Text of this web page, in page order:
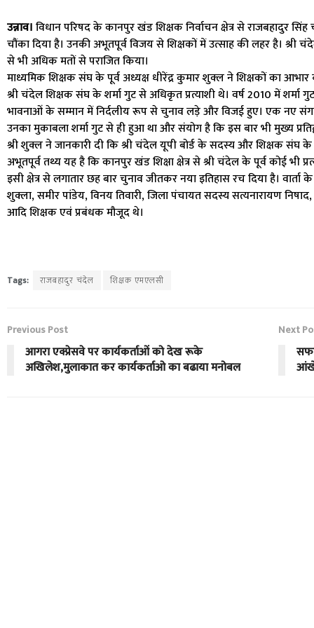
उन्नाव।विधान परिषद के कानपुर खंड शिक्षक निर्वाचन क्षेत्र से राजबहादुर
चौंका दिया है। उनकी अभूतपूर्व विजय से शिक्षकों में उत्साह की लहर है। श्री
से भी अधिक मतों से पराजित किया।
माध्यमिक शिक्षक संघ के पूर्व अध्यक्ष धीरेंद्र कुमार शुक्ल ने शिक्षकों का
श्री चंदेल शिक्षक संघ के शर्मा गुट से अधिकृत प्रत्याशी थे। वर्ष 2010 में शर्मा
भावनाओं के सम्मान में निर्दलीय रूप से चुनाव लड़े और विजई हुए। एक नए
उनका मुकाबला शर्मा गुट से ही हुआ था और संयोग है कि इस बार भी मुख्य
श्री शुक्ल ने जानकारी दी कि श्री चंदेल यूपी बोर्ड के सदस्य और शिक्षक संघ के
अभूतपूर्व तथ्य यह है कि कानपुर खंड शिक्षा क्षेत्र से श्री चंदेल के पूर्व कोई भी
इसी क्षेत्र से लगातार छह बार चुनाव जीतकर नया इतिहास रच दिया है।
शुक्ला, समीर पांडेय, विनय तिवारी, जिला पंचायत सदस्य सत्यनारायण
आदि शिक्षक एवं प्रबंधक मौजूद थे।
Tags: राजबहादुर चंदेल शिक्षक एमएलसी
Previous Post
आगरा एक्प्रेसवे पर कार्यकर्ताओं को देख रूके
अखिलेश,मुलाकात कर कार्यकर्ताओ का बढाया मनोबल
Next